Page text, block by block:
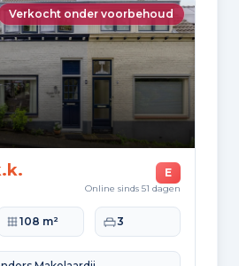
Verkocht onder voorbehoud
E
Online sinds 51 dagen
Perceeloppervlakte
108 m² Slaapkamers
3